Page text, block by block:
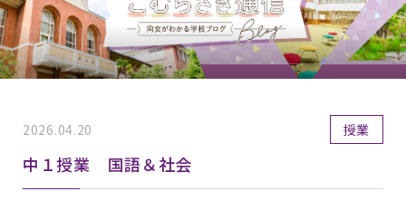
入試情報
資料請求
2026.04.20 授業
中１授業 国語＆社会